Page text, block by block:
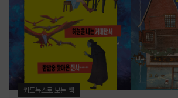
카드뉴스로 보는 책